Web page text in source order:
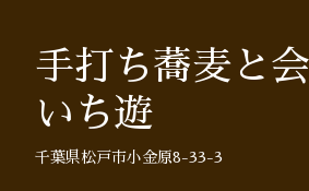
手打ち蕎麦と
いち遊
千葉県松戸市小金原8-33-3